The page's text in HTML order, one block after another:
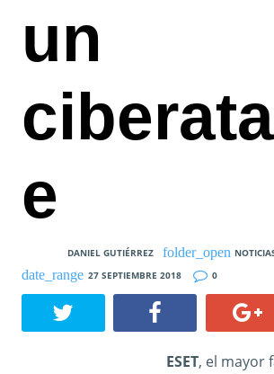
un
e
DANIEL GUTIÉRREZ
27 SEPTIEMBRE 2018
0
ESET, el mayor